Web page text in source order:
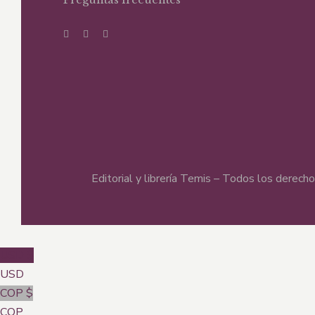
Editorial y librería Temis – Todos los
USD
COP $